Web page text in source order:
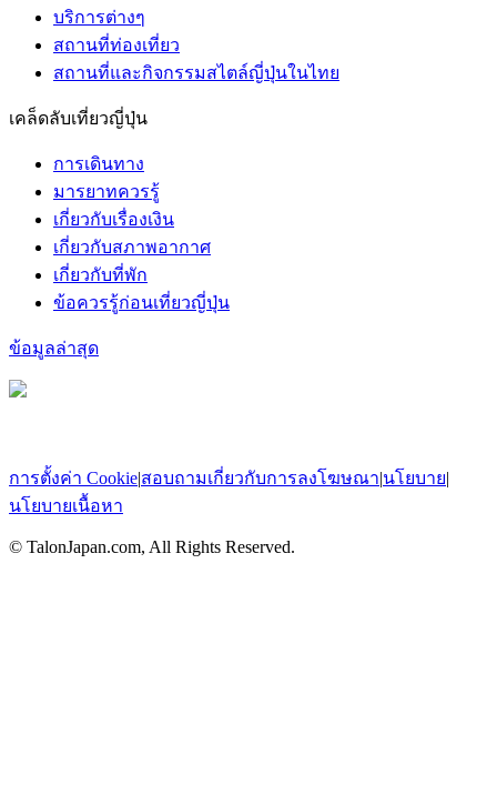
บริการต่างๆ
สถานที่ท่องเที่ยว
สถานที่และกิจกรรมสไตล์ญี่ปุ่นในไทย
เคล็ดลับเที่ยวญี่ปุ่น
การเดินทาง
มารยาทควรรู้
เกี่ยวกับเรื่องเงิน
เกี่ยวกับสภาพอากาศ
เกี่ยวกับที่พัก
ข้อควรรู้ก่อนเที่ยวญี่ปุ่น
ข้อมูลล่าสุด
การตั้งค่า Cookie|สอบถามเกี่ยวกับการลงโฆษณา|นโยบาย|
นโยบายเนื้อหา
© TalonJapan.com, All Rights Reserved.